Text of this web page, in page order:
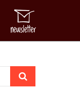
M
e
n
B
u
t